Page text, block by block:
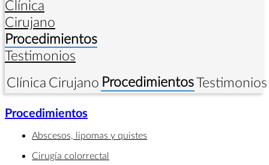
Clínica
Cirujano
Procedimientos
Testimonios
Clínica Cirujano ProcedimientosTestimonios
Procedimientos
Abscesos, lipomas y quistes
Cirugía colorrectal